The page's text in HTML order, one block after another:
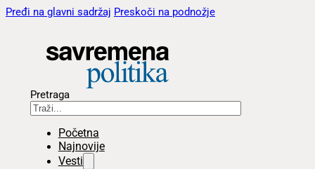
Pređi na glavni sadržaj Preskoči na podnožje
Pretraga
Početna
Najnovije
Vesti